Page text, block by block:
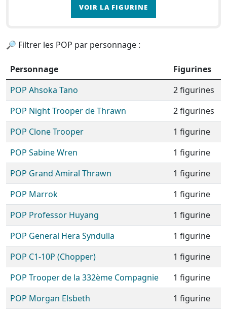
VOIR LA FIGURINE
🔎 Filtrer les POP par personnage :
Personnage
Figurines
POP Ahsoka Tano
2 figurines
POP Night Trooper de Thrawn
2 figurines
POP Clone Trooper
1 figurine
POP Sabine Wren
1 figurine
POP Grand Amiral Thrawn
1 figurine
POP Marrok
1 figurine
POP Professor Huyang
1 figurine
POP General Hera Syndulla
1 figurine
POP C1-10P (Chopper)
1 figurine
POP Trooper de la 332ème Compagnie
1 figurine
POP Morgan Elsbeth
1 figurine